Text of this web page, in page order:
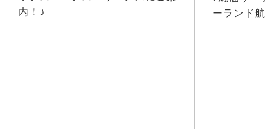
内！♪
ーランド